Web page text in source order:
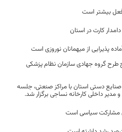
بیشتر است
پذیرایی از میهمانان نوروزی است
طرح گروه جهادی سازمان نظام پزشکی
دستی استان با مراکز صنعتی، جلسه
داخلی کارخانه نساجی برگزار شد.
مشارکت سیاسی است